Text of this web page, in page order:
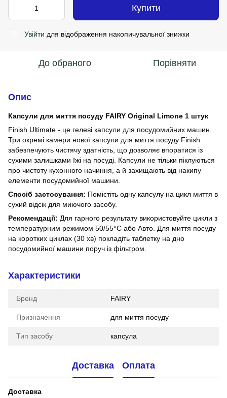
Купити
Увійти для відображення накопичувальної знижки
До обраного Порівняти
Опис
Капсули для миття посуду FAIRY Original Limone 1 штук
Finish Ultimate - це гелеві капсули для посудомийних машин.
Три окремі камери нової капсули для миття посуду Finish
забезпечують чистячу здатність, що дозволяє впоратися із
сухими залишками їжі на посуді. Капсули не тільки піклуються
про чистоту кухонного начиння, а й захищають від накипу
елементи посудомийної машини.
Спосіб застосування: Помістіть одну капсулу на цикл миття в
сухий відсік для миючого засобу.
Рекомендації: Для гарного результату використовуйте цикли з
температурним режимом 50/55°С або Авто. Для миття посуду
на коротких циклах (30 хв) покладіть таблетку на дно
посудомийної машини поруч із фільтром.
Характеристики
Бренд FAIRY
Призначення для миття посуду
Тип засобу капсула
Доставка Оплата
Доставка